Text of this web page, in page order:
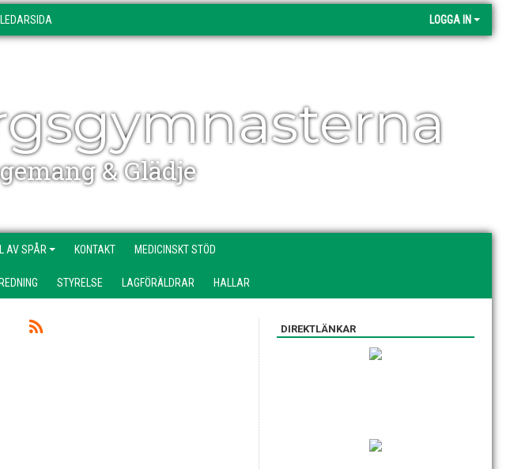
LEDARSIDA LOGGA IN
& Glädje
AV SPÅR KONTAKT MEDICINSKT STÖD
STYRELSE LAGFÖRÄLDRAR HALLAR
DIREKTLÄNKAR